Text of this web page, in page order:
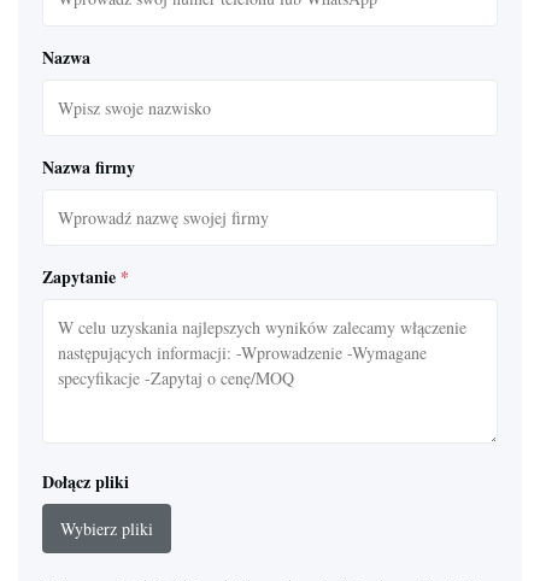
Nazwa
Nazwa firmy
Zapytanie *
Dołącz pliki
Wybierz pliki